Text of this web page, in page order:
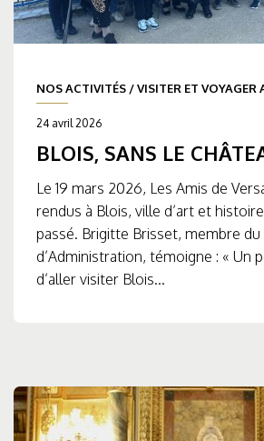
NOS ACTIVITÉS /VISITER ET VOYAGER
24 avril 2026
BLOIS, SANS LE
Le 19 mars 2026, Les Amis de
rendus à Blois, ville d’art et
passé. Brigitte Brisset, membre du
d’Administration, témoigne : « Un
d’aller visiter Blois...